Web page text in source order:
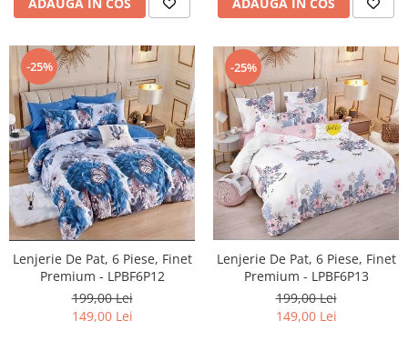
-25%
Lenjerie De Pat, 6 Piese, Finet
Premium - LPBF6P12
199,00 Lei
149,00 Lei
-25%
Lenjerie De Pat, 6 Piese, Finet
Premium - LPBF6P13
199,00 Lei
149,00 Lei